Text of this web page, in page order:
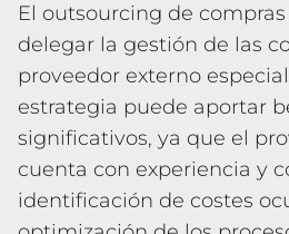
El outsourcing de
delegar la gestión de las
proveedor externo
estrategia puede aportar
significativos, ya que el
cuenta con experiencia y
identificación de costes